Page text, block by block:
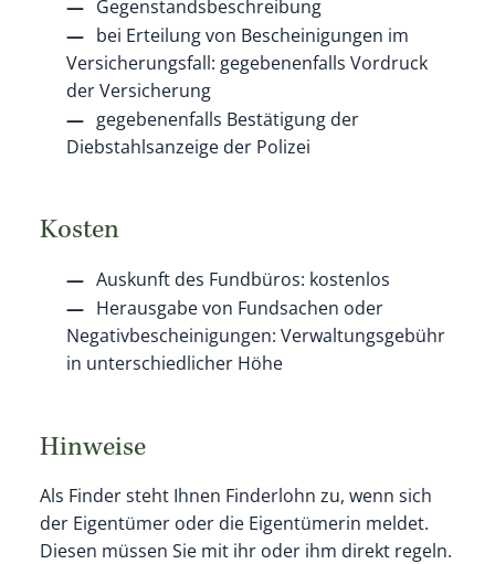
Gegenstandsbeschreibung
bei Erteilung von Bescheinigungen im
Versicherungsfall: gegebenenfalls Vordruck
der Versicherung
gegebenenfalls Bestätigung der
Diebstahlsanzeige der Polizei
Kosten
Auskunft des Fundbüros: kostenlos
Herausgabe von Fundsachen oder
Negativbescheinigungen: Verwaltungsgebühr
in unterschiedlicher Höhe
Hinweise
Als Finder steht Ihnen Finderlohn zu, wenn sich
der Eigentümer oder die Eigentümerin meldet.
Diesen müssen Sie mit ihr oder ihm direkt regeln.